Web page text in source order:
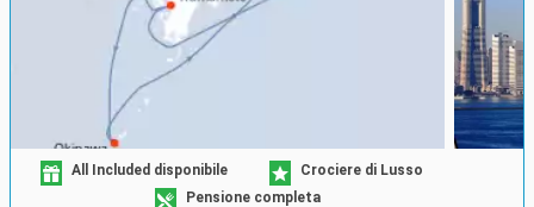
All Included disponibile
Crociere di Lusso
Pensione completa